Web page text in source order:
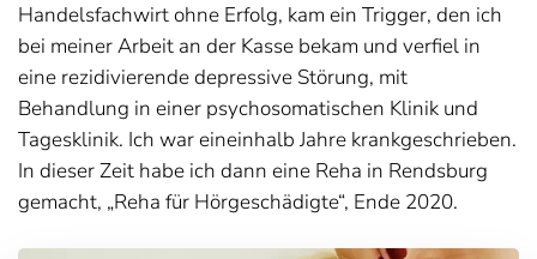
Handelsfachwirt ohne Erfolg, kam ein Trigger, den ich
bei meiner Arbeit an der Kasse bekam und verfiel in
eine rezidivierende depressive Störung, mit
Behandlung in einer psychosomatischen Klinik und
Tagesklinik. Ich war eineinhalb Jahre krankgeschrieben.
In dieser Zeit habe ich dann eine Reha in Rendsburg
gemacht, „Reha für Hörgeschädigte“, Ende 2020.